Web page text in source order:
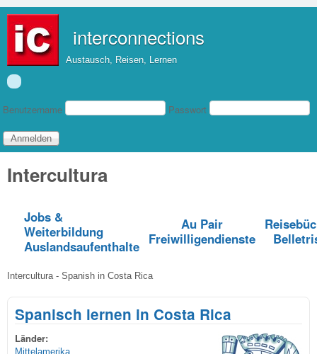
interconnections
Austausch, Reisen, Lernen
Benutzeranmeldung
Benutzername Passwort
Intercultura
Jobs &
Weiterbildung
Auslandsaufenthalte
Au Pair
Freiwilligendienste
Intercultura - Spanish in Costa Rica
Spanisch lernen in Costa Rica
Länder:
Mittelamerika